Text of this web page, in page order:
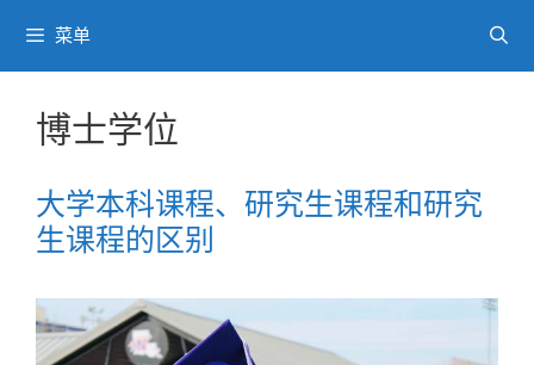
内
菜单
博士学位
大学本科课程、研究生课程和研究
生课程的区别